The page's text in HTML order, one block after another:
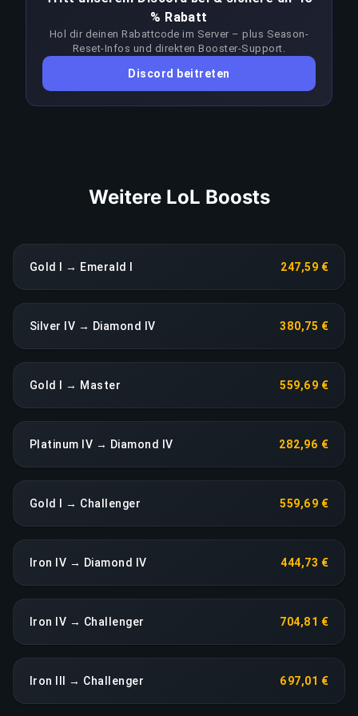
Divisionen wider.
LINK KOPIEREN
der Zielrang selbst. Booster passen ihren Ansatz
bei jedem Patch an, um dem Meta voraus zu
bleiben; ein anhaltender Leistungseinbruch löst
eine sofortige Neuzuweisung ohne Aufpreis aus.
% Rabatt
Hol dir deinen Rabattcode im Server – plus Season-
Reset-Infos und direkten Booster-Support.
Discord beitreten
Weitere LoL Boosts
Gold I → Emerald I 247,59 €
Silver IV → Diamond IV 380,75 €
Gold I → Master 559,69 €
Platinum IV → Diamond IV 282,96 €
Gold I → Challenger 559,69 €
Iron IV → Diamond IV 444,73 €
Iron IV → Challenger 704,81 €
Iron III → Challenger 697,01 €